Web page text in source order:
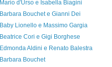
Mario d'Urso e Isabella Biagini
Barbara Bouchet e Gianni Dei
Baby Lionello e Massimo Gargia
Beatrice Cori e Gigi Borghese
Edmonda Aldini e Renato Balestra
Barbara Bouchet